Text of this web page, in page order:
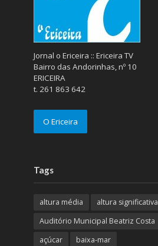
Jornal o Ericeira :: Ericeira TV
Bairro das Andorinhas, nº 10
ERICEIRA
t. 261 863 642
O Ericeira
Tags
altura média altura significativa
Auditório Municipal Beatriz Costa
açúcar
baixa-mar